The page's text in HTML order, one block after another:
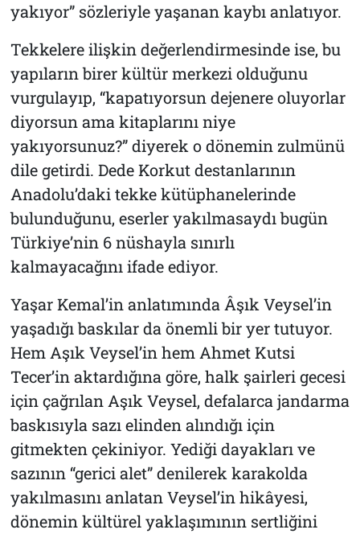
yakıyor” sözleriyle yaşanan kaybı anlatıyor.
Tekkelere ilişkin değerlendirmesinde ise, bu
yapıların birer kültür merkezi olduğunu
vurgulayıp, “kapatıyorsun dejenere oluyorlar
diyorsun ama kitaplarını niye
yakıyorsunuz?” diyerek o dönemin zulmünü
dile getirdi. Dede Korkut destanlarının
Anadolu’daki tekke kütüphanelerinde
bulunduğunu, eserler yakılmasaydı bugün
Türkiye’nin 6 nüshayla sınırlı
kalmayacağını ifade ediyor.
Yaşar Kemal’in anlatımında Âşık Veysel’in
yaşadığı baskılar da önemli bir yer tutuyor.
Hem Aşık Veysel’in hem Ahmet Kutsi
Tecer’in aktardığına göre, halk şairleri gecesi
için çağrılan Aşık Veysel, defalarca jandarma
baskısıyla sazı elinden alındığı için
gitmekten çekiniyor. Yediği dayakları ve
sazının “gerici alet” denilerek karakolda
yakılmasını anlatan Veysel’in hikâyesi,
dönemin kültürel yaklaşımının sertliğini